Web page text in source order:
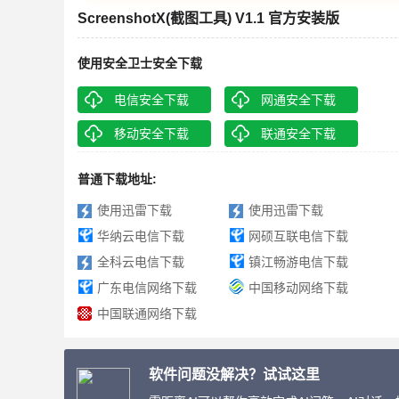
ScreenshotX(截图工具) V1.1 官方安装版
使用安全卫士安全下载
电信安全下载 网通安全下载
移动安全下载 联通安全下载
普通下载地址:
使用迅雷下载
使用迅雷下载
华纳云电信下载
网硕互联电信下载
全科云电信下载
镇江畅游电信下载
广东电信网络下载
中国移动网络下载
中国联通网络下载
软件问题没解决？试试这里